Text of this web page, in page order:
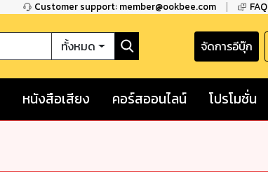
Customer support: member@ookbee.com FAQ
ทั้งหมด จัดการอีบุ๊ก
หนังสือเสียง คอร์สออนไลน์ โปรโมชั่น